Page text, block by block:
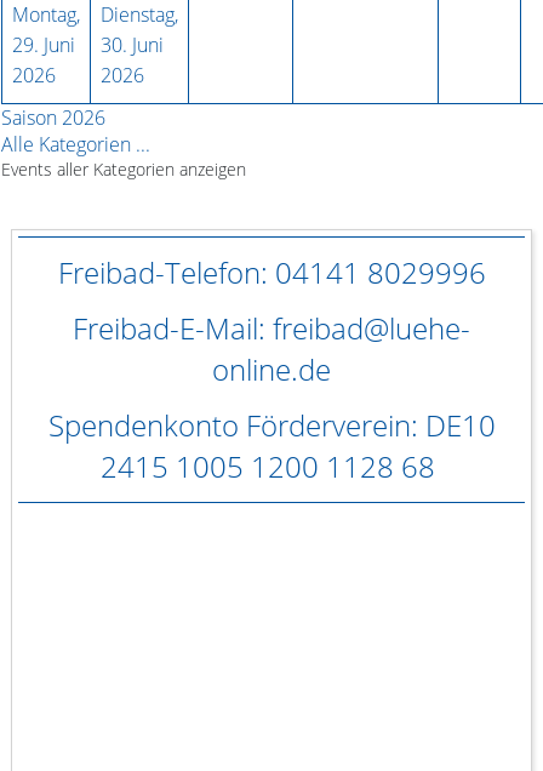
Montag,
29. Juni
2026
Dienstag,
30. Juni
2026
Saison 2026
Alle Kategorien ...
Events aller Kategorien anzeigen
Freibad-Telefon: 04141 8029996
Freibad-E-Mail: freibad@luehe-
online.de
Spendenkonto Förderverein: DE10
2415 1005 1200 1128 68